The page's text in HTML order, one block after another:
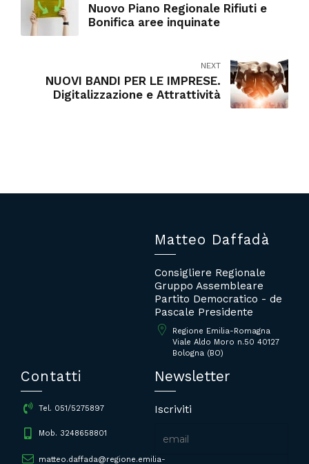
Nuovo Piano Regionale Rifiuti e
Bonifica aree inquinate
NEXT
NUOVI BANDI PER LE IMPRESE.
Digitalizzazione e Attrattività
Matteo Daffadà
Consigliere Regionale
Gruppo Assembleare
Partito Democratico - de
Pascale Presidente
Regione Emilia-Romagna
Viale Aldo Moro n.50 40127
Bologna (BO)
Contatti
Tel. 051/5275897
Mob. 3248658801
matteo.daffada@regione.emilia-
Newsletter
Iscriviti